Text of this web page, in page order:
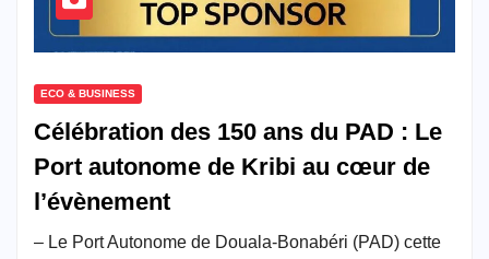
ECO & BUSINESS
Célébration des 150 ans du PAD : Le
Port autonome de Kribi au cœur de
l’évènement
– Le Port Autonome de Douala-Bonabéri (PAD) cette